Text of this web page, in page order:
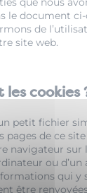
le document ci-
de
site web.
les cookies
petit fichier
pages de ce
navigateur sur
ou d’un
qui y
être